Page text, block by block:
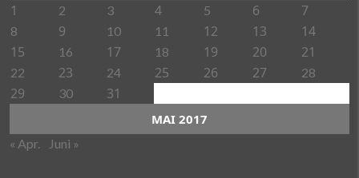
MAI 2017
1
2 3 4 5 6 7
8 9 10 11 12 13
14
15
16 17 18 19 20 21
22 23 24 25 26 27 28
29 30 31
« Apr. Juni »